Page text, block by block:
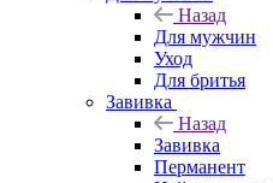
Назад
Для мужчин
Уход
Для бритья
Завивка
Назад
Завивка
Перманент